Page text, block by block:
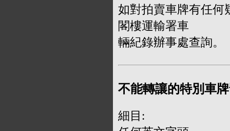
如對拍賣車牌有任何
閣樓運輸署車
輛紀錄辦事處查詢。
不能轉讓的特別車
細目: